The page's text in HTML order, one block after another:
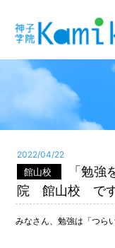
2022/04/22
館山校
「勉
院 館山校 です
みなさん、勉強は「つら